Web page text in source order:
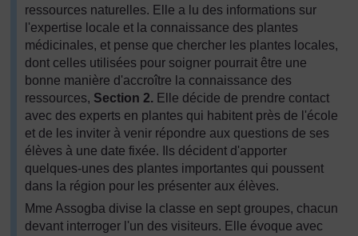
ressources naturelles. Elle a lu des informations sur
l'expertise locale et la connaissance des plantes
médicinales, et pense que chercher les plantes locales,
dont celles utilisées pour soigner pourrait être une
bonne manière d'accroître la connaissance des
ressources, Section 2. Elle décide de prendre contact
avec des experts en plantes qui habitent près de l'école
et de les inviter à venir répondre aux questions de ses
élèves à une date fixée. Ils décident d'apporter
quelques-unes des plantes importantes qui poussent
dans la région pour les présenter aux élèves.
Mme Assogba divise la classe en sept groupes, chacun
devant interroger l'un des visiteurs. Elle évoque avec